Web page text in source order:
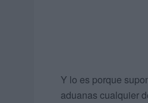
Y lo es porque
aduanas cualquier